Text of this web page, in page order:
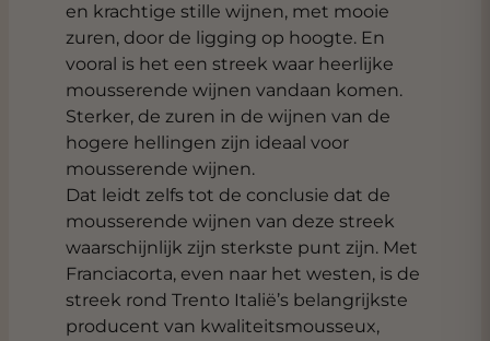
en krachtige stille wijnen, met mooie
zuren, door de ligging op hoogte. En
vooral is het een streek waar heerlijke
mousserende wijnen vandaan komen.
Sterker, de zuren in de wijnen van de
hogere hellingen zijn ideaal voor
mousserende wijnen.
Dat leidt zelfs tot de conclusie dat de
mousserende wijnen van deze streek
waarschijnlijk zijn sterkste punt zijn. Met
Franciacorta, even naar het westen, is de
streek rond Trento Italië’s belangrijkste
producent van kwaliteitsmousseux,